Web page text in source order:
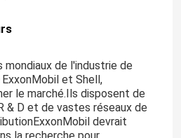
mondiaux de l'industrie de
et Shell,
le marché.Ils disposent de
& D et de vastes réseaux de
devrait
la recherche pour